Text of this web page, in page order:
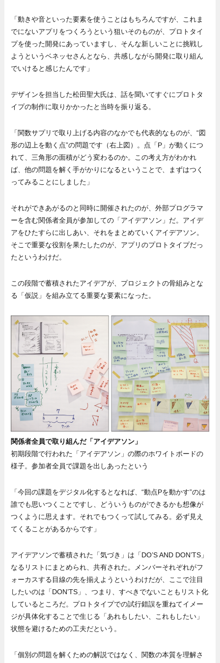
「動きや音といった要素を使うことはもちろんですが、これま
でにないアプリをつくろうという狙いそのものが、プロトタイ
プを使った開発にあっていますし、そんな新しいことに挑戦し
ようというベネッセさんとなら、共感しながら開発に取り組ん
でいけると感じたんです」
デザインを担当した松田聖大氏は、話を聞いてすぐにプロトタ
イプの制作に取りかかったと当時を振り返る。
「関数サプリで取り上げる内容のなかでも代表的なものが、“図
形の辺上を動く点”の問題です（右上図）。点「P」が動くにつ
れて、三角形の面積がどう変わるのか。この考え方がわかれ
ば、他の問題を解く手がかりになるということで、まずはつく
ってみることにしました」
それができあがるのと同時に開催されたのが、外部プログラマ
ーを含む関係者全員が参加しての「アイデアソン」だ。アイデ
アをひたすらに出しあい、それをまとめていくアイデアソン。
そこで重要な役割を果たしたのが、アプリのプロトタイプだっ
たというわけだ。
この段階で蓄積されたアイデアが、プロジェクトの骨組みとな
る「仮説」を組み立てる重要な要素になった。
関係者全員で取り組んだ「アイデアソン」
初期段階で行われた「アイデアソン」の際のホワイトボードの
様子。参加者全員で課題を出しあったという
「今回の課題をデジタル化するとなれば、“動点Pを動かす”のは
誰でも思いつくことですし、どういうものができるかも想像が
つくように思えます。それでもつくって試してみる。必ず見え
てくることがあるからです」
アイデアソンで蓄積された「気づき」は「DO’S AND DON’TS」
なるリストにまとめられ、共有された。メンバーそれぞれがフ
ォーカスする目線の先を揃えようというわけだが、ここで注目
したいのは「DON’TS」、つまり、すべきでないこともリスト化
しているところだ。プロトタイプでの試行錯誤を重ねてイメー
ジが具体化することで生じる「あれもしたい、これもしたい」
状態を避けるための工夫だという。
「個別の問題を解くための解説ではなく、関数の本質を理解さ